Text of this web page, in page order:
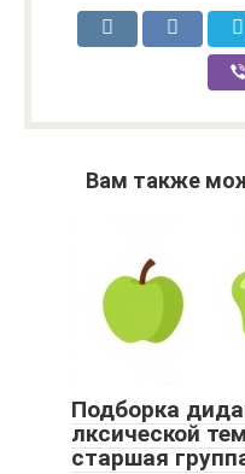
Вам также
Подборка
лксической
старшая